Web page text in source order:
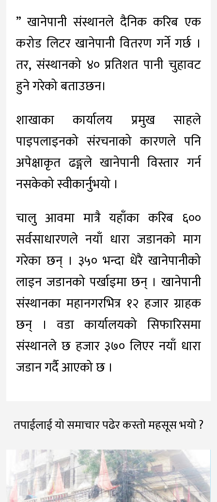
” खानेपानी संस्थानले दैनिक करिब एक
करोड लिटर खानेपानी वितरण गर्ने गर्छ ।
तर, संस्थानको ४० प्रतिशत पानी चुहावट
हुने गरेको बताउछन।
शाखाका कार्यालय प्रमुख साहले
पाइपलाइनको संरचनाको कारणले पनि
अपेक्षाकृत ढङ्गले खानेपानी विस्तार गर्न
नसकेको स्वीकार्नुभयो ।
चालु आवमा मात्रै यहाँका करिब ६००
सर्वसाधारणले नयाँ धारा जडानको माग
गरेका छन् । ३५० भन्दा धेरै खानेपानीको
लाइन जडानको पर्खाइमा छन् । खानेपानी
संस्थानका महानगरभित्र १२ हजार ग्राहक
छन् । वडा कार्यालयको सिफारिसमा
संस्थानले छ हजार ३७० लिएर नयाँ धारा
जडान गर्दै आएको छ ।
तपाईलाई यो समाचार पढेर कस्तो महसूस भयो ?